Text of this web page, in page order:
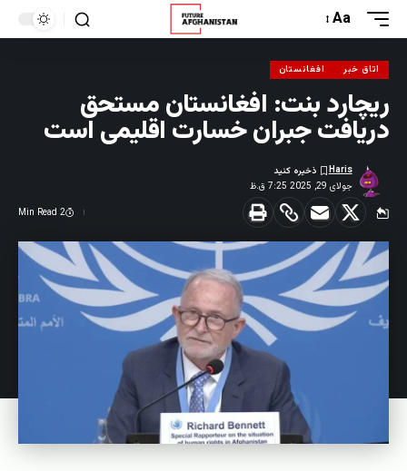
Aa
اتاق خبر افغانستان
ریچارد بنت: افغانستان مستحق
دریافت جبران خسارت اقلیمی است
جولای 29, 2025 7:25 ق.ظ
Haris
2 Min Read